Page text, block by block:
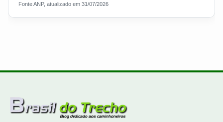
Fonte ANP, atualizado em 31/07/2026